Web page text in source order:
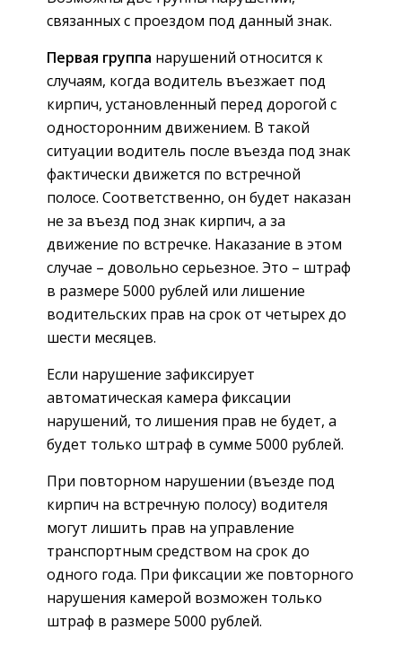
связанных с проездом под данный знак.
Первая группа нарушений относится к
случаям, когда водитель въезжает под
кирпич, установленный перед дорогой с
односторонним движением. В такой
ситуации водитель после въезда под знак
фактически движется по встречной
полосе. Соответственно, он будет наказан
не за въезд под знак кирпич, а за
движение по встречке. Наказание в этом
случае – довольно серьезное. Это – штраф
в размере 5000 рублей или лишение
водительских прав на срок от четырех до
шести месяцев.
Если нарушение зафиксирует
автоматическая камера фиксации
нарушений, то лишения прав не будет, а
будет только штраф в сумме 5000 рублей.
При повторном нарушении (въезде под
кирпич на встречную полосу) водителя
могут лишить прав на управление
транспортным средством на срок до
одного года. При фиксации же повторного
нарушения камерой возможен только
штраф в размере 5000 рублей.